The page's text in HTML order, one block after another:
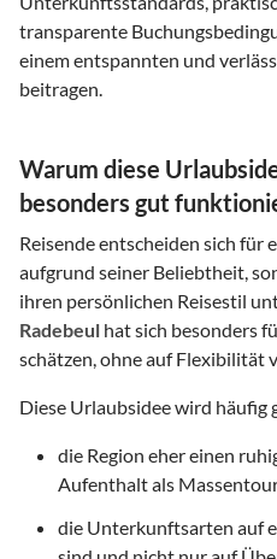
transparente
einem entspannten und
beitragen.
Warum diese
besonders gut
Reisende entscheiden sich für
aufgrund seiner Beliebtheit,
ihren persönlichen Reisestil
Radebeul hat sich besonders
schätzen, ohne auf Flexibilität
Diese Urlaubsidee wird häufig
die Region eher einen
Aufenthalt als
die Unterkunftsarten auf